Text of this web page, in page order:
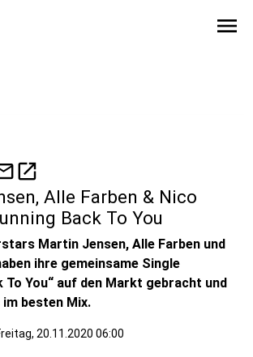
menu
open_in_new
Alle Farben & Nico
Back To You
Martin Jensen, Alle Farben und
ihre gemeinsame Single
To You“ auf den Markt gebracht und
besten Mix.
20.11.2020 06:00